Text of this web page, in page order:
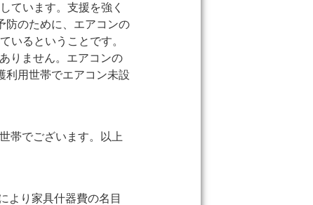
ています。支援を強く
防のために、エアコンの
いるということです。
りません。エアコンの
利用世帯でエアコン未設
帯でございます。以上
より家具什器費の名目